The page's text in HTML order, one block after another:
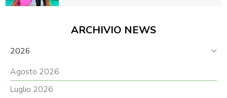
ARCHIVIO NEWS
2026
Agosto 2026
Luglio 2026